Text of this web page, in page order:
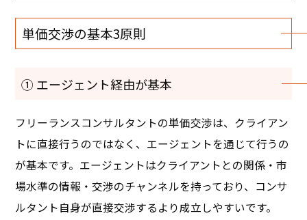
単価交渉の基本3原則
① エージェント経由が基本
フリーランスコンサルタントの単価交渉は、クライアン
トに直接行うのではなく、エージェントを通じて行うの
が基本です。エージェントはクライアントとの関係・市
場水準の情報・交渉のチャンネルを持っており、コンサ
ルタント自身が直接交渉するより成立しやすいです。